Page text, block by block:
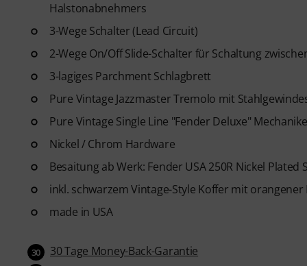
Halstonabnehmers
3-Wege Schalter (Lead Circuit)
2-Wege On/Off Slide-Schalter für Schaltung
3-lagiges Parchment Schlagbrett
Pure Vintage Jazzmaster Tremolo mit
Pure Vintage Single Line "Fender Deluxe"
Nickel / Chrom Hardware
Besaitung ab Werk: Fender USA 250R Nickel Plated
inkl. schwarzem Vintage-Style Koffer mit
made in USA
30 30 Tage Money-Back-Garantie